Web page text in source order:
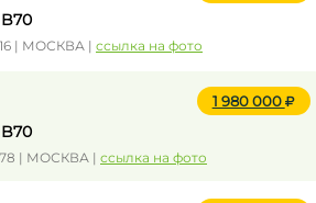
| МОСКВА | ссылка на фото
1 980 000
| МОСКВА | ссылка на фото